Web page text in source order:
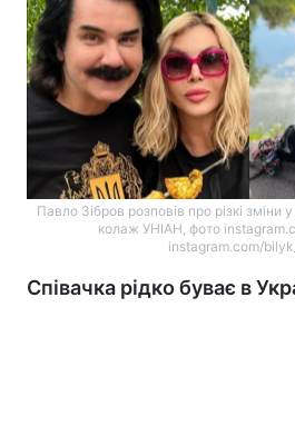
Павло Зібров розповів про різкі зміни у
колаж УНІАН, фото
instagram.com/
Співачка рідко буває в